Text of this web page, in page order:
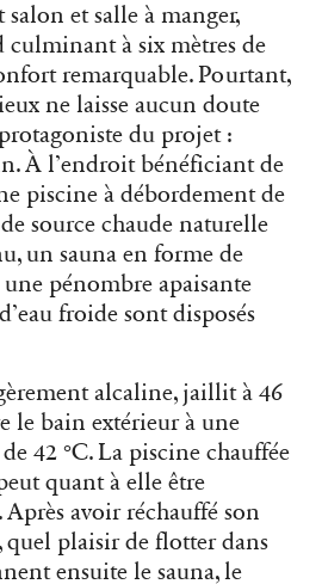
salon et salle à manger,
à six mètres de
remarquable. Pourtant,
ne laisse aucun doute
du projet :
À l’endroit bénéficiant de
piscine à débordement de
source chaude naturelle
un sauna en forme de
pénombre apaisante
froide sont disposés
alcaline, jaillit à 46
le bain extérieur à une
42 °C. La piscine chauffée
quant à elle être
avoir réchauffé son
, quel plaisir de flotter dans
ensuite le sauna, le